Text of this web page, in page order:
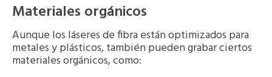
Materiales orgánicos
Aunque los láseres de fibra están optimizados para
metales y plásticos, también pueden grabar ciertos
materiales orgánicos, como: